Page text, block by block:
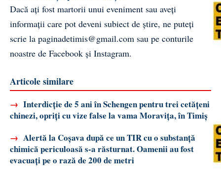
Dacă ați fost martorii unui eveniment sau aveți
informații care pot deveni subiect de știre, ne puteți
scrie la paginadetimis@gmail.com sau pe conturile
noastre de Facebook și Instagram.
Articole similare
→ Interdicție de 5 ani în Schengen pentru trei cetățeni
chinezi, opriți cu vize false la vama Moravița, în Timiș
→ Alertă la Coșava după ce un TIR cu o substanță
chimică periculoasă s-a răsturnat. Oamenii au fost
evacuați pe o rază de 200 de metri